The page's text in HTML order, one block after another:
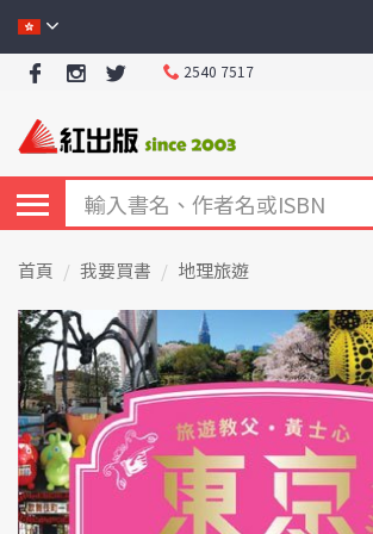
2540 7517
首頁 我要買書 地理旅遊